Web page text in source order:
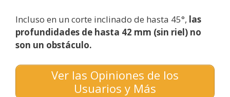
Incluso en un corte inclinado de hasta 45°, las
profundidades de hasta 42 mm (sin riel) no
son un obstáculo.
Ver las Opiniones de los
Usuarios y Más